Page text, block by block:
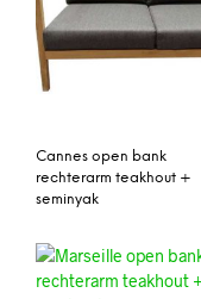
Cannes open bank
rechterarm teakhout +
seminyak